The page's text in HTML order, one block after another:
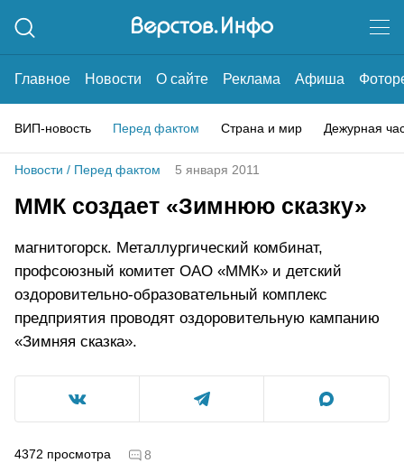
Главное Новости О сайте Реклама Афиша
ВИП-новость Перед фактом Страна и мир Дежурная
Новости / Перед фактом 5 января 2011
ММК создает «Зимнюю сказку»
магнитогорск. Металлургический комбинат,
профсоюзный комитет ОАО «ММК» и детский
оздоровительно-образовательный комплекс
предприятия проводят оздоровительную кампанию
«Зимняя сказка».
4372 просмотра 8